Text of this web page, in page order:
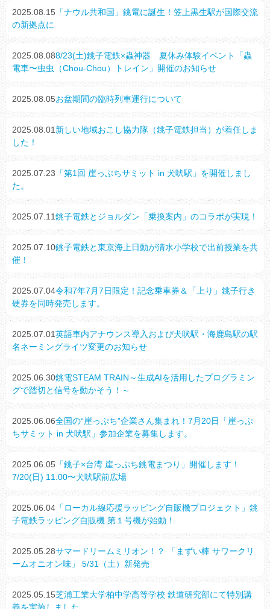
2025.08.15 「ナウル共和国」銚電に誕生！笠上黒生駅が国際交流
の新拠点に
2025.08.088/23(土)銚子電鉄×蟲神器 夏休み体験イベント「蟲
電車〜虫虫（Chou-Chou）トレイン」開催のお知らせ
2025.08.05お盆期間の臨時列車運行について
2025.08.01新しい地域おこし協力隊（銚子電鉄担当）が着任しま
した！
2025.07.23 「第1回 崖っぷちサミット in 犬吠駅」を開催しまし
た。
2025.07.11銚子電鉄とジョルダン「乗換案内」のコラボが実現！
2025.07.10銚子電鉄と東京海上日動が清水小学校で出前授業を共
催！
2025.07.04令和7年7月7日限定！記念乗車券＆「上り」銚子行き
硬券を同時発売します。
2025.07.01英語車内アナウンス導入および犬吠駅・海鹿島駅の駅
名ネーミングライツ変更のお知らせ
2025.06.30銚電STEAM TRAIN～生成AIを活用したプログラミン
グで踏切と信号を動かそう！～
2025.06.06全国の“崖っぷち”企業さん集まれ！7月20日「崖っぷ
ちサミット in 犬吠駅」参加企業を募集します。
2025.06.05 「銚子×台湾 崖っぷち銚電まつり」開催します！
7/20(日) 11:00〜犬吠駅前広場
2025.06.04 「ローカル線応援ラッピング自販機プロジェクト」銚
子電鉄ラッピング自販機 第１号機が始動！
2025.05.28サマードリームミリオン！？ 「まずい棒 サワークリ
ームオニオン味」 5/31（土）新発売
2025.05.15芝浦工業大学柏中学高等学校 鉄道研究部にて特別講